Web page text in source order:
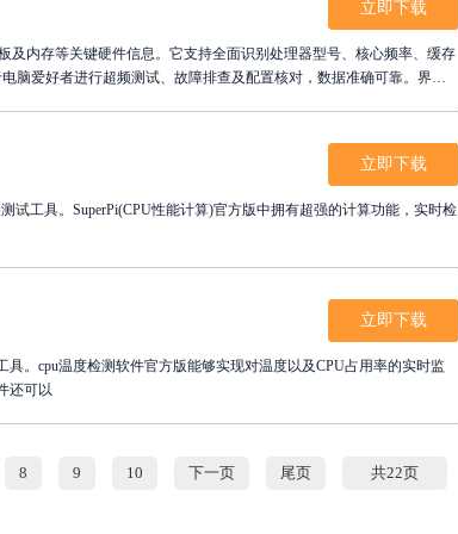
及内存等关键硬件信息。它支持全面识别处理器型号、核心频率、缓存
脑爱好者进行超频测试、故障排查及配置核对，数据准确可靠。界面
立即下载
试工具。SuperPi(CPU性能计算)官方版中拥有超强的计算功能，实时检
立即下载
。cpu温度检测软件官方版能够实现对温度以及CPU占用率的实时监
还可以
立即下载
8 9 10 下一页 尾页 共22页